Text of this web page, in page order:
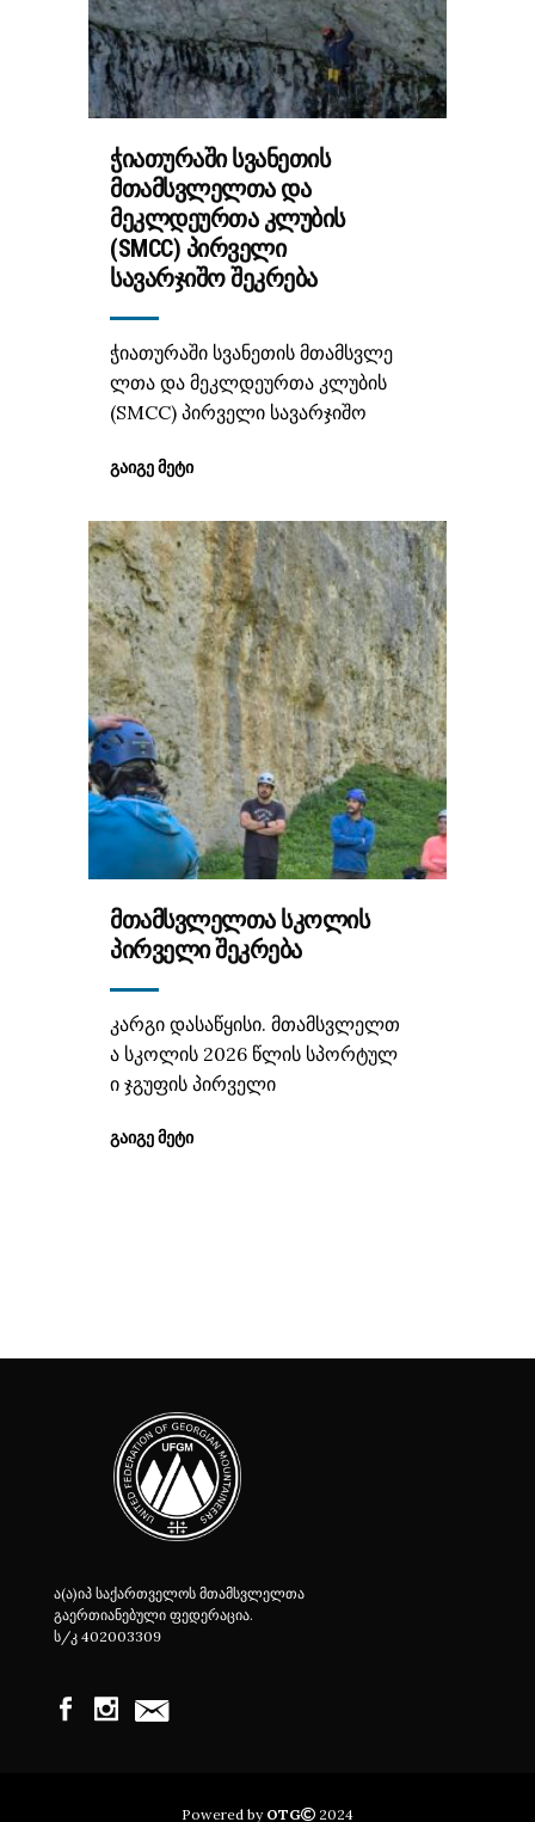
ᲭᲘᲐᲗᲣᲠᲐᲨᲘ ᲡᲕᲐᲜᲔᲗᲘᲡ
ᲛᲗᲐᲛᲡᲕᲚᲔᲚᲗᲐ ᲓᲐ
ᲛᲔᲙᲚᲓᲔᲣᲠᲗᲐ ᲙᲚᲣᲑᲘᲡ
(SMCC) ᲞᲘᲠᲕᲔᲚᲘ
ᲡᲐᲕᲐᲠᲯᲘᲨᲝ ᲨᲔᲙᲠᲔᲑᲐ
ჭიათურაში სვანეთის მთამსვლე
ლთა და მეკლდეურთა კლუბის
(SMCC) პირველი სავარჯიშო
ᲒᲐᲘᲒᲔ ᲛᲔᲢᲘ
ᲛᲗᲐᲛᲡᲕᲚᲔᲚᲗᲐ ᲡᲙᲝᲚᲘᲡ
ᲞᲘᲠᲕᲔᲚᲘ ᲨᲔᲙᲠᲔᲑᲐ
კარგი დასაწყისი. მთამსვლელთ
ა სკოლის 2026 წლის სპორტულ
ი ჯგუფის პირველი
ᲒᲐᲘᲒᲔ ᲛᲔᲢᲘ
ა(ა)იპ საქართველოს მთამსვლელთა
გაერთიანებული ფედერაცია.
ს/კ 402003309
Powered byOTG 2024